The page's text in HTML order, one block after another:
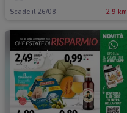
Scade il 26/08 2.9 km